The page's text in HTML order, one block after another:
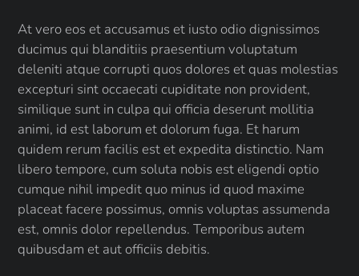
At vero eos et accusamus et iusto odio dignissimos
ducimus qui blanditiis praesentium voluptatum
deleniti atque corrupti quos dolores et quas molestias
excepturi sint occaecati cupiditate non provident,
similique sunt in culpa qui officia deserunt mollitia
animi, id est laborum et dolorum fuga. Et harum
quidem rerum facilis est et expedita distinctio. Nam
libero tempore, cum soluta nobis est eligendi optio
cumque nihil impedit quo minus id quod maxime
placeat facere possimus, omnis voluptas assumenda
est, omnis dolor repellendus. Temporibus autem
quibusdam et aut officiis debitis.